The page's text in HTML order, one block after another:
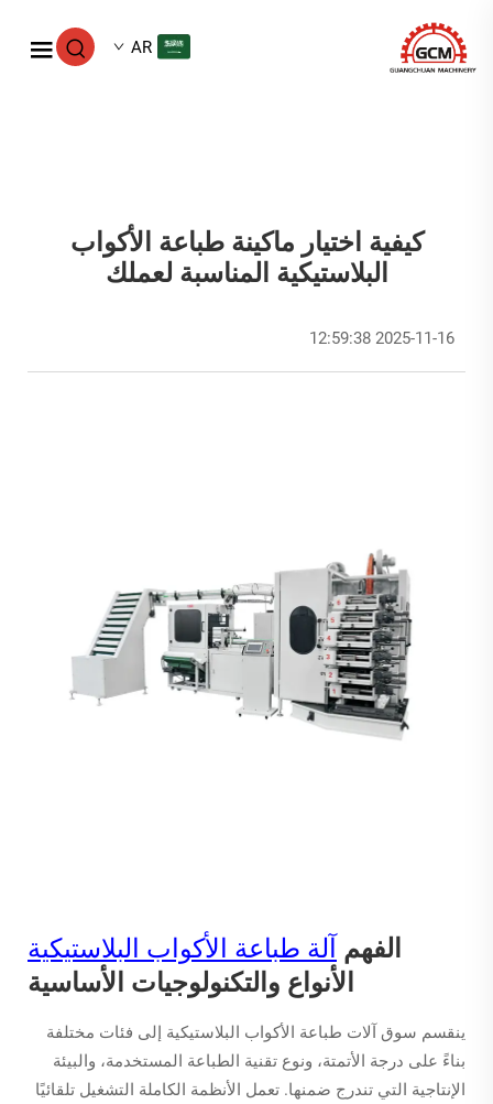
AR
كيفية اختيار ماكينة طباعة الأكواب
البلاستيكية المناسبة لعملك
2025-11-16 12:59:38
الفهم آلة طباعة الأكواب البلاستيكية
الأنواع والتكنولوجيات الأساسية
ينقسم سوق آلات طباعة الأكواب البلاستيكية إلى فئات مختلفة
بناءً على درجة الأتمتة، ونوع تقنية الطباعة المستخدمة، والبيئة
الإنتاجية التي تندرج ضمنها. تعمل الأنظمة الكاملة التشغيل تلقائيًا